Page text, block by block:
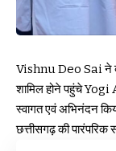
Vishnu Deo Sai ने
शामिल होने पहुंचे Yogi
स्वागत एवं अभिनंदन
छत्तीसगढ़ की